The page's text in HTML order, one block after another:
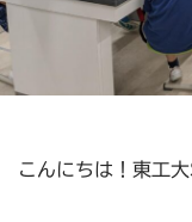
こんにちは！東工